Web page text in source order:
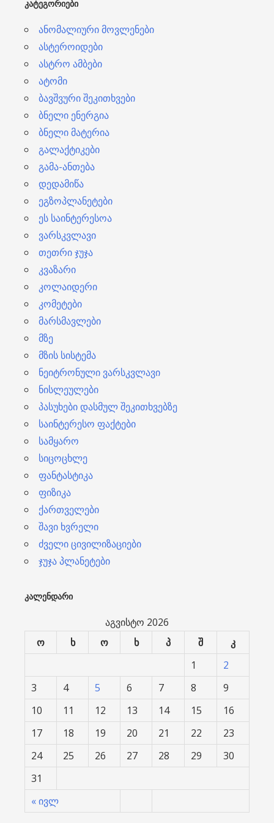
ᲙᲐᲢᲔᲒᲝᲠᲘᲔᲑᲘ
ანომალიური მოვლენები
ასტეროიდები
ასტრო ამბები
ატომი
ბავშვური შეკითხვები
ბნელი ენერგია
ბნელი მატერია
გალაქტიკები
გამა-ანთება
დედამიწა
ეგზოპლანეტები
ეს საინტერესოა
ვარსკვლავი
თეთრი ჯუჯა
კვაზარი
კოლაიდერი
კომეტები
მარსმავლები
მზე
მზის სისტემა
ნეიტრონული ვარსკვლავი
ნისლეულები
პასუხები დასმულ შეკითხვებზე
საინტერესო ფაქტები
სამყარო
სიცოცხლე
ფანტასტიკა
ფიზიკა
ქართველები
შავი ხვრელი
ძველი ცივილიზაციები
ჯუჯა პლანეტები
ᲙᲐᲚᲔᲜᲓᲐᲠᲘ
აგვისტო 2026
ო
ხ ო ხ პ შ კ
« ივლ
1
2
3
4 5 6 7 8
9
10
11 12 13 14 15
16
17
18 19 20 21 22
23
24
25 26 27 28 29
30
31